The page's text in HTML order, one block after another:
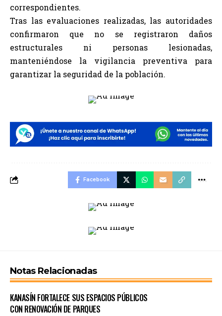
correspondientes.
Tras las evaluaciones realizadas, las autoridades
confirmaron que no se registraron daños
estructurales ni personas lesionadas,
manteniéndose la vigilancia preventiva para
garantizar la seguridad de la población.
Facebook
Notas Relacionadas
KANASÍN FORTALECE SUS ESPACIOS PÚBLICOS
CON RENOVACIÓN DE PARQUES